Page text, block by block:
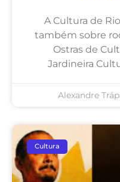
A Cultura de
também sobre
Ostras de
Jardineira
Alexandre
Cultura